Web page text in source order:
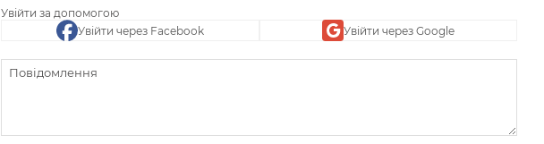
Увійти за допомогою
Увійти через Facebook
Увійти через Google